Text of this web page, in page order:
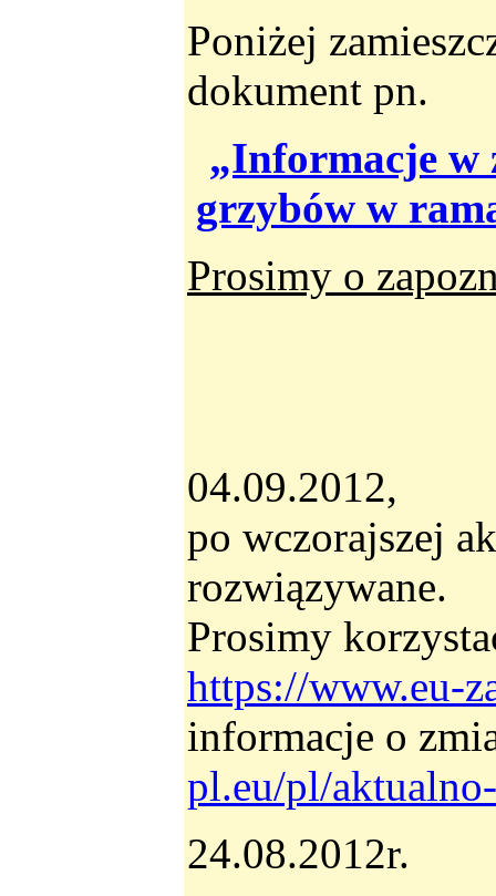
Poniżej
dokument pn.
„Informacje w
grzybów w
Prosimy o
04.09.2012,
po wczorajszej
rozwiązywane.
Prosimy
https://www.eu-
informacje o
pl.eu/pl/
24.08.2012r.